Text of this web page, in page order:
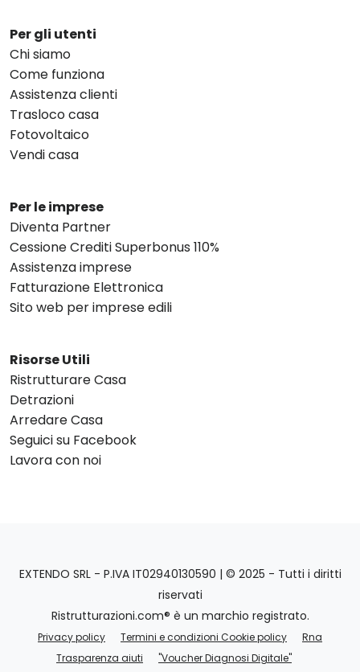
Per gli utenti
Chi siamo
Come funziona
Assistenza clienti
Trasloco casa
Fotovoltaico
Vendi casa
Per le imprese
Diventa Partner
Cessione Crediti Superbonus 110%
Assistenza imprese
Fatturazione Elettronica
Sito web per imprese edili
Risorse Utili
Ristrutturare Casa
Detrazioni
Arredare Casa
Seguici su Facebook
Lavora con noi
EXTENDO SRL - P.IVA IT02940130590 | © 2025 - Tutti i diritti
riservati
Ristrutturazioni.com® è un marchio registrato.
Privacy policy Termini e condizioni Cookie policy
Rna
Trasparenza aiuti
"Voucher Diagnosi Digitale"